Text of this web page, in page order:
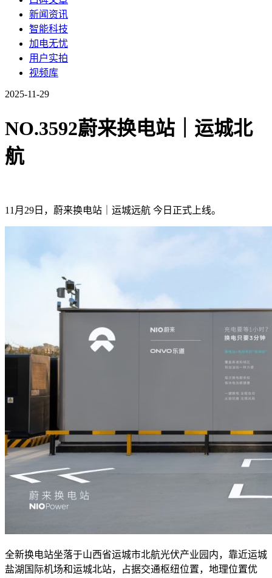
新闻资讯
智能科技
加电无忧
用户实拍
视频库
2025-11-29
NO.3592蔚来换电站｜运城北
航
11月29日，蔚来换电站｜运城远航 今日正式上线。
全新换电站坐落于山西省运城市北航光伏产业园内，靠近运城
盐湖国际机场和运城北站，占据交通枢纽位置，地理位置优